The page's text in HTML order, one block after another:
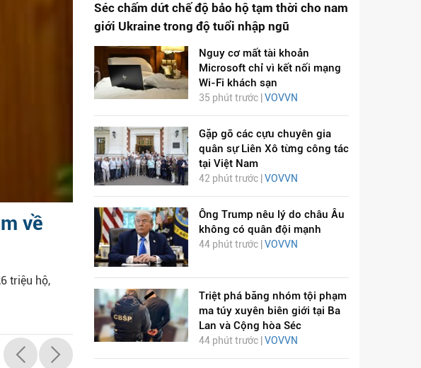
về
triệu hộ,
Séc chấm dứt chế độ bảo hộ tạm thời cho nam
giới Ukraine trong độ tuổi nhập ngũ
Nguy cơ mất tài khoản
Microsoft chỉ vì kết nối mạng
Wi-Fi khách sạn
35 phút trước | VOVVN
Gặp gỡ các cựu chuyên gia
quân sự Liên Xô từng công tác
tại Việt Nam
42 phút trước | VOVVN
Ông Trump nêu lý do châu Âu
không có quân đội mạnh
44 phút trước | VOVVN
Triệt phá băng nhóm tội phạm
ma túy xuyên biên giới tại Ba
Lan và Cộng hòa Séc
44 phút trước | VOVVN